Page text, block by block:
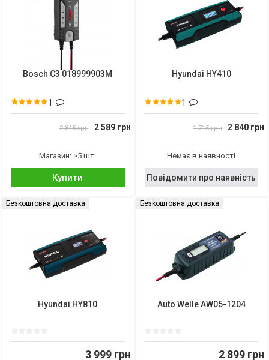
Bosch C3 018999903M
1
2 845 грн 2 589 грн
Магазин: >5 шт.
Купити
Hyundai HY410
1
1 715 грн 2 840 грн
Немає в наявності
Повідомити про наявність
Безкоштовна доставка
Hyundai HY810
3 999 грн
Безкоштовна доставка
Auto Welle AW05-1204
2 899 грн